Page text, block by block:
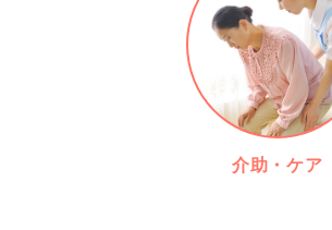
介助・ケア